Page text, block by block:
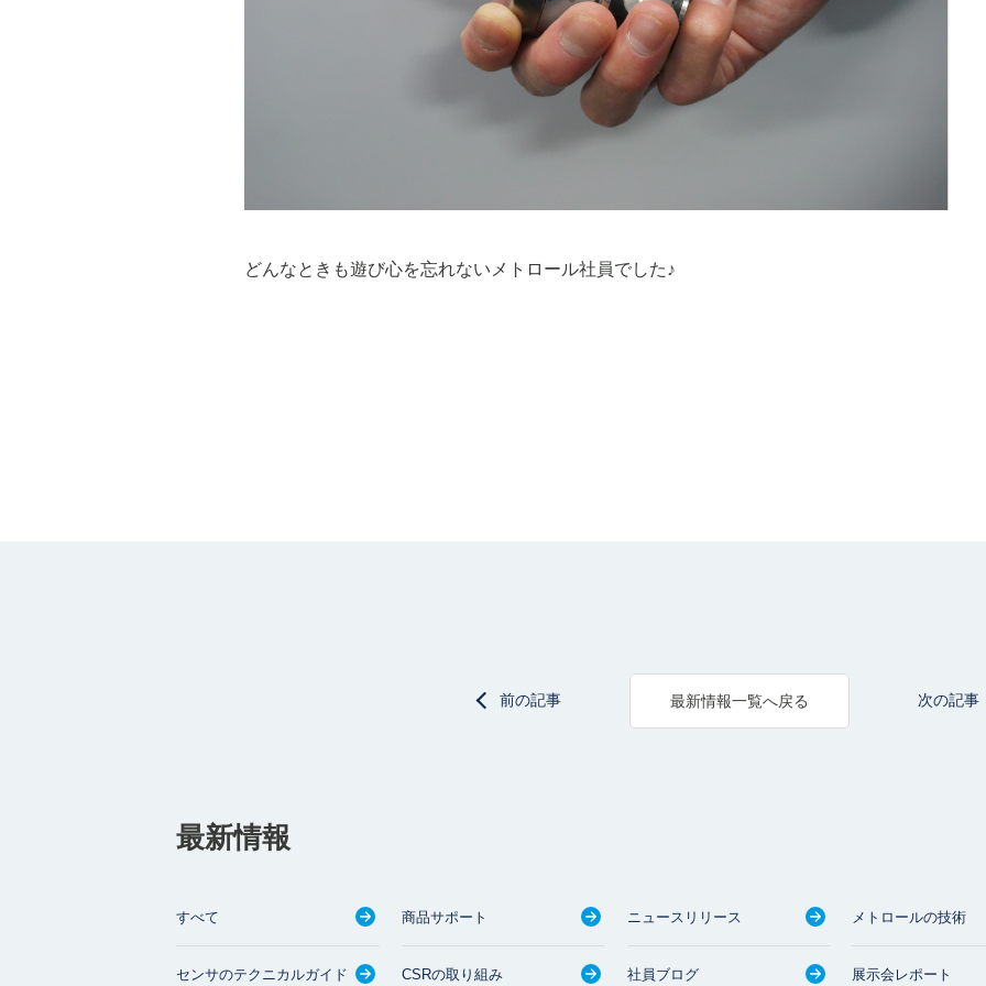
どんなときも遊び心を忘れないメトロール社員でした♪
前の記事 最新情報一覧へ戻る 次の記事
最新情報
すべて 商品サポート ニュースリリース メトロールの技術
センサのテクニカルガイド CSRの取り組み 社員ブログ 展示会レポート